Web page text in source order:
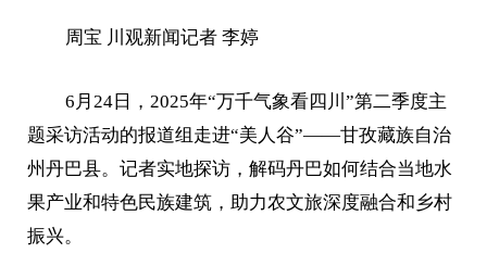
周宝 川观新闻记者 李婷
6月24日，2025年“万千气象看四川”第二季度主
题采访活动的报道组走进“美人谷”——甘孜藏族自治
州丹巴县。记者实地探访，解码丹巴如何结合当地水
果产业和特色民族建筑，助力农文旅深度融合和乡村
振兴。